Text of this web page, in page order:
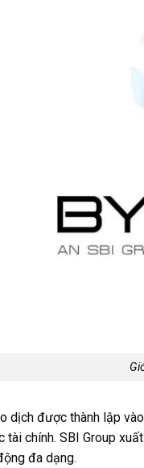
dịch được thành lập
tài chính. SBI Group
đa dạng.